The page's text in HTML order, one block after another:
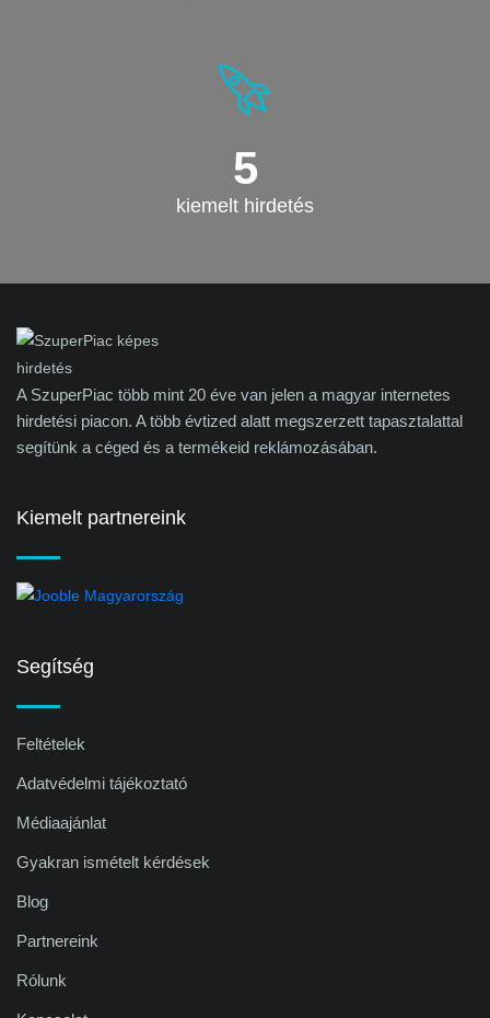
5
kiemelt hirdetés
A SzuperPiac több mint 20 éve van jelen a magyar internetes
hirdetési piacon. A több évtized alatt megszerzett tapasztalattal
segítünk a céged és a termékeid reklámozásában.
Kiemelt partnereink
Segítség
Feltételek
Adatvédelmi tájékoztató
Médiaajánlat
Gyakran ismételt kérdések
Blog
Partnereink
Rólunk